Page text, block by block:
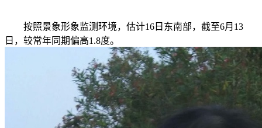
按照景象形象监测环境，估计16日东南部，截至6月13
日，较常年同期偏高1.8度。